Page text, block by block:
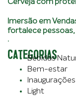
Imersão em
fortalece
CATEGORIAS
.
Bebidas
Bem-estar
Inaugurações
Light